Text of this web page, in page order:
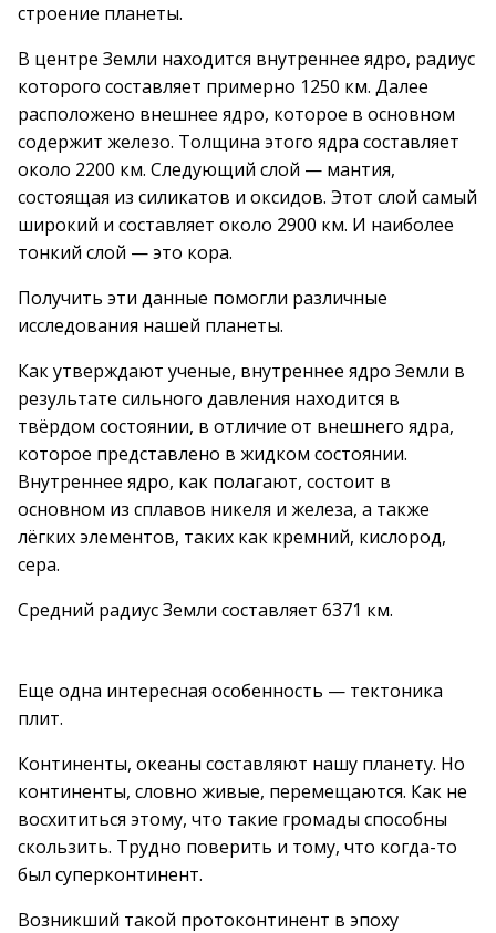
строение планеты.
В центре Земли находится внутреннее ядро, радиус
которого составляет примерно 1250 км. Далее
расположено внешнее ядро, которое в основном
содержит железо. Толщина этого ядра составляет
около 2200 км. Следующий слой — мантия,
состоящая из силикатов и оксидов. Этот слой самый
широкий и составляет около 2900 км. И наиболее
тонкий слой — это кора.
Получить эти данные помогли различные
исследования нашей планеты.
Как утверждают ученые, внутреннее ядро Земли в
результате сильного давления находится в
твёрдом состоянии, в отличие от внешнего ядра,
которое представлено в жидком состоянии.
Внутреннее ядро, как полагают, состоит в
основном из сплавов никеля и железа, а также
лёгких элементов, таких как кремний, кислород,
сера.
Средний радиус Земли составляет 6371 км.
Еще одна интересная особенность — тектоника
плит.
Континенты, океаны составляют нашу планету. Но
континенты, словно живые, перемещаются. Как не
восхититься этому, что такие громады способны
скользить. Трудно поверить и тому, что когда-то
был суперконтинент.
Возникший такой протоконтинент в эпоху